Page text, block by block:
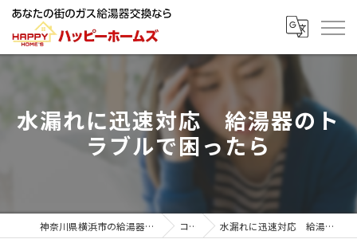
水漏れに迅速対応 給湯器のト
ラブルで困ったら
神奈川県横浜市の給湯器ならハッピーホームズ コラム 水漏れに迅速対応 給湯器のトラブルで困ったら